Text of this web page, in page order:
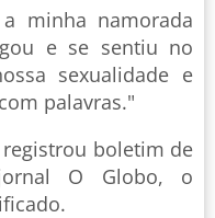
minha namorada
e se sentiu no
sexualidade e
palavras."
boletim de
O Globo, o